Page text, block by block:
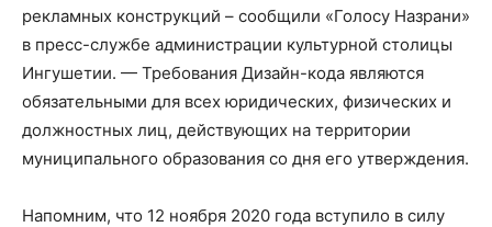
рекламных конструкций – сообщили «Голосу Назрани»
в пресс-службе администрации культурной столицы
Ингушетии. — Требования Дизайн-кода являются
обязательными для всех юридических, физических и
должностных лиц, действующих на территории
муниципального образования со дня его утверждения.
Напомним, что 12 ноября 2020 года вступило в силу